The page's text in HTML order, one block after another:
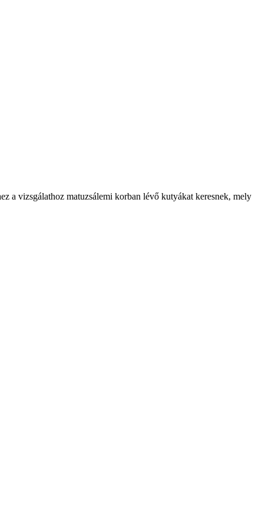
a vizsgálathoz matuzsálemi korban lévő kutyákat keresnek, mely